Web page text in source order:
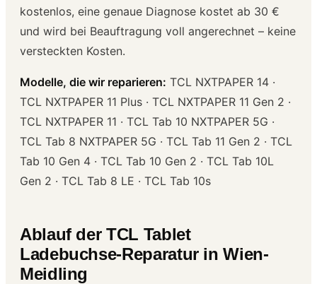
kostenlos, eine genaue Diagnose kostet ab 30 €
und wird bei Beauftragung voll angerechnet – keine
versteckten Kosten.
Modelle, die wir reparieren: TCL NXTPAPER 14 ·
TCL NXTPAPER 11 Plus · TCL NXTPAPER 11 Gen 2 ·
TCL NXTPAPER 11 · TCL Tab 10 NXTPAPER 5G ·
TCL Tab 8 NXTPAPER 5G · TCL Tab 11 Gen 2 · TCL
Tab 10 Gen 4 · TCL Tab 10 Gen 2 · TCL Tab 10L
Gen 2 · TCL Tab 8 LE · TCL Tab 10s
Ablauf der TCL Tablet
Ladebuchse-Reparatur in Wien-
Meidling